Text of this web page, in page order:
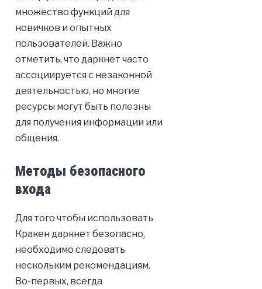
множество функций для
новичков и опытных
пользователей. Важно
отметить, что даркнет часто
ассоциируется с незаконной
деятельностью, но многие
ресурсы могут быть полезны
для получения информации или
общения.
Методы безопасного
входа
Для того чтобы использовать
Кракен даркнет безопасно,
необходимо следовать
нескольким рекомендациям.
Во-первых, всегда